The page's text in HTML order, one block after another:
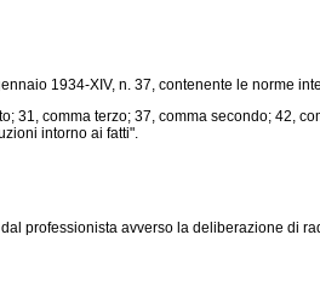
1934-XIV, n. 37, contenente le norme
comma terzo; 37, comma secondo; 42,
intorno ai fatti".
professionista avverso la deliberazione di